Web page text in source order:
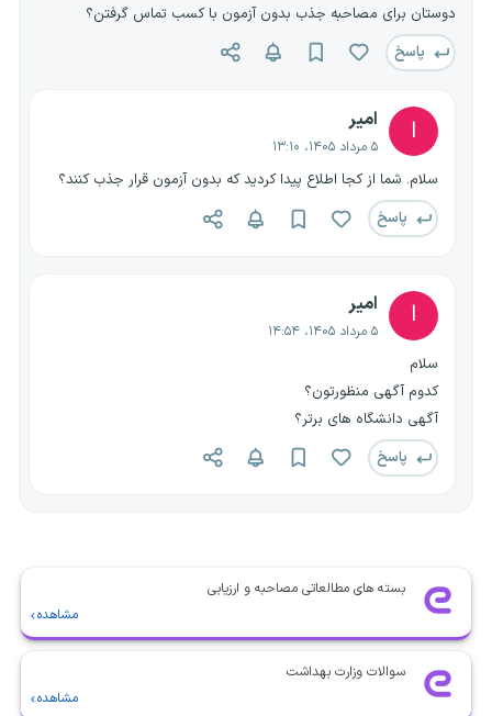
دوستان برای مصاحبه جذب بدون آزمون با کسب تماس گرفتن؟
پاسخ
ا امیر
۵ مرداد ۱۴۰۵، ۱۳:۱۰
سلام. شما از کجا اطلاع پیدا کردید که بدون آزمون قرار جذب کنند؟
پاسخ
ا امیر
۵ مرداد ۱۴۰۵، ۱۴:۵۴
سلام
کدوم آگهی منظورتون؟
آگهی دانشگاه های برتر؟
پاسخ
بسته های مطالعاتی مصاحبه و ارزیابی
مشاهده
سوالات وزارت بهداشت
مشاهده